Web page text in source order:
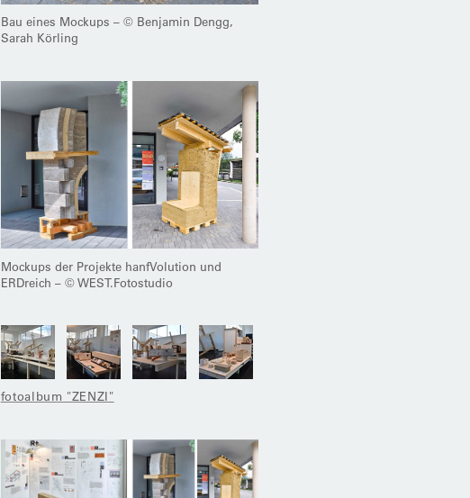
Bau eines Mockups – © Benjamin Dengg,
Sarah Körling
Mockups der Projekte hanfVolution und
ERDreich – © WEST.Fotostudio
fotoalbum "ZENZI"